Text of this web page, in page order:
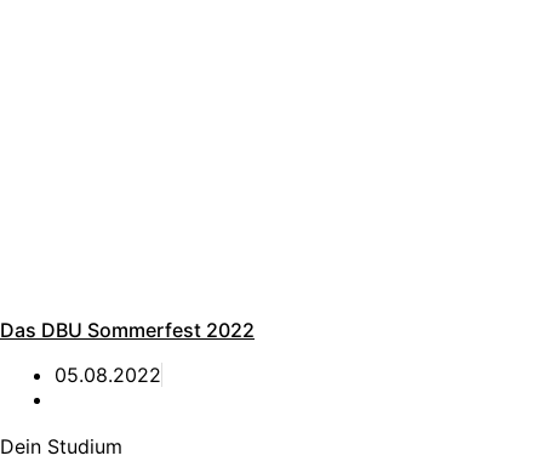
Das DBU Sommerfest 2022
05.08.2022
Dein Studium